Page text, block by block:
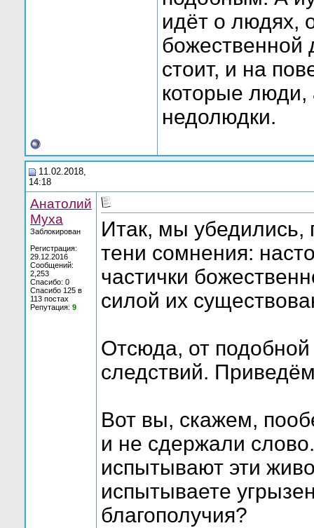
идёт о людях,
божественной
стоит, и на
которые люди,
недолюдки.
11.02.2018,
14:18
Анатолий
Муха
Заблокирован
Регистрация:
29.12.2016
Сообщений:
2,253
Спасибо: 0
Спасибо 125 в
113 постах
Репутация: 9
Итак, мы убедились,
тени сомнения:
частички
силой их
Отсюда, от
следствий.
Вот вы, скажем,
и не сдержали
испытывают эти
испытываете
благополучия?